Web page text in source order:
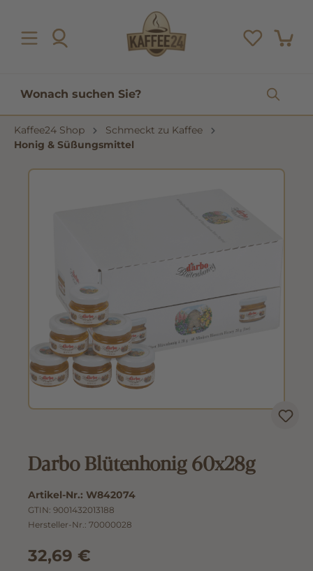
Kaffee24 Shop
Schmeckt zu Kaffee
Honig & Süßungsmittel
Darbo Blütenhonig 60x28g
Artikel-Nr.: W842074
GTIN: 9001432013188
Hersteller-Nr.: 70000028
32,69 €